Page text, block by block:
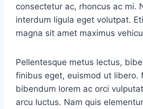
consectetur ac, rhoncus ac mi.
interdum ligula eget volutpat.
magna sit amet maximus
Pellentesque metus lectus,
finibus eget, euismod ut libero.
bibendum lorem ac orci
arcu luctus. Nam quis